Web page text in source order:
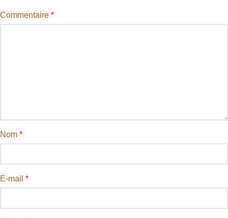
Commentaire *
Nom *
E-mail *